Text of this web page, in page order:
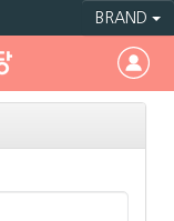
BRAND